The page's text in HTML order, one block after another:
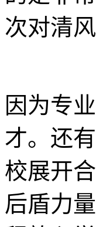
次对清
因为专
才。还
校展开
后盾力